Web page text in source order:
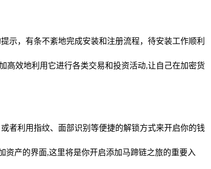
示，有条不紊地完成安装和注册流程，待安装工作顺利
高效地利用它进行各类交易和投资活动,让自己在加密货
或者利用指纹、面部识别等便捷的解锁方式来开启你的钱
资产的界面,这里将是你开启添加马蹄链之旅的重要入